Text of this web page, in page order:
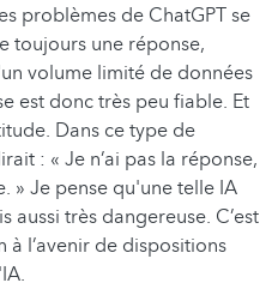
problèmes de ChatGPT se
toujours une réponse,
volume limité de données
est donc très peu fiable. Et
Dans ce type de
: « Je n’ai pas la réponse,
» Je pense qu'une telle IA
aussi très dangereuse. C’est
l’avenir de dispositions